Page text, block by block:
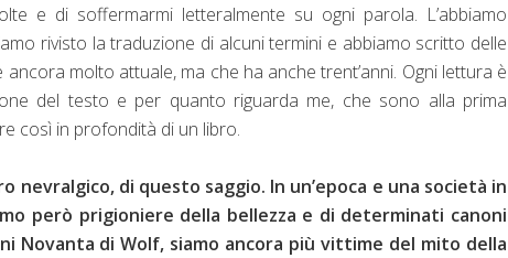
e di soffermarmi letteralmente su ogni parola. L’abbiamo
rivisto la traduzione di alcuni termini e abbiamo scritto delle
molto attuale, ma che ha anche trent’anni. Ogni lettura è
del testo e per quanto riguarda me, che sono alla prima
così in profondità di un libro.
nevralgico, di questo saggio. In un’epoca e una società in
però prigioniere della bellezza e di determinati canoni
Novanta di Wolf, siamo ancora più vittime del mito della